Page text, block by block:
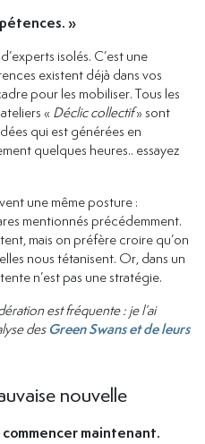
»
isolés. C’est une
existent déjà dans vos
pour les mobiliser. Tous les
« Déclic collectif» sont
qui est générées en
quelques heures.. essayez
une même posture :
mentionnés précédemment.
mais on préfère croire qu’on
nous tétanisent. Or, dans un
n’est pas une stratégie.
est fréquente : je l’ai
desGreen Swans et de leurs
nouvelle
maintenant.